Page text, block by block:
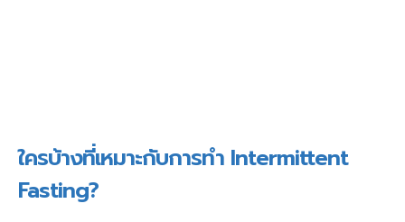
ใครบ้างที่เหมาะกับการทำ Intermittent
Fasting?